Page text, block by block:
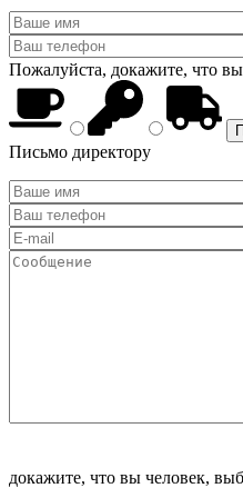
Пожалуйста, докажите, что
Письмо директору
докажите, что вы человек,